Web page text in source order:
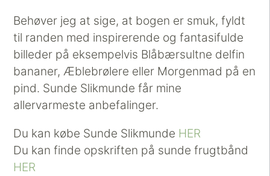
Behøver jeg at sige, at bogen er smuk, fyldt
til randen med inspirerende og fantasifulde
billeder på eksempelvis Blåbærsultne delfin
bananer, Æblebrølere eller Morgenmad på en
pind. Sunde Slikmunde får mine
allervarmeste anbefalinger.
Du kan købe Sunde Slikmunde HER
Du kan finde opskriften på sunde frugtbånd
HER